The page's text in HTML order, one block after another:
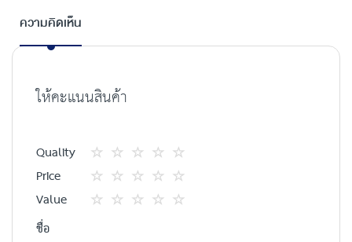
ความคิดเห็น
ให้คะแนนสินค้า
Quality
1
star
2
ดาว
3
ดาว
4
ดาว
5
ดาว
Price
1
2
3
4
5
Value
ชื่อ